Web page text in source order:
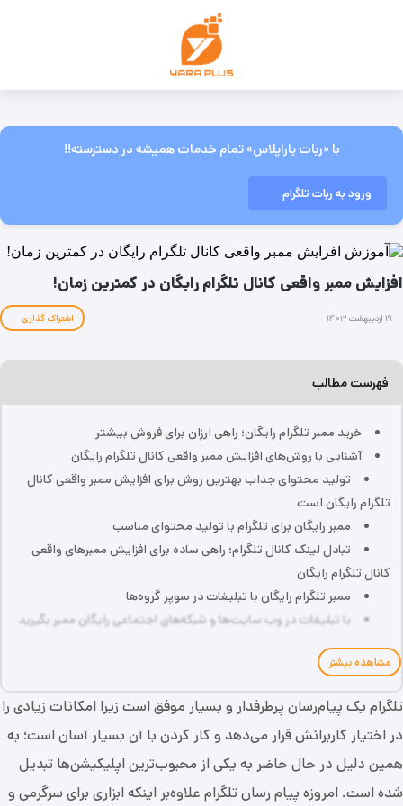
با «ربات یاراپلاس» تمام خدمات همیشه در دسترسته!!
ورود به ربات تلگرام
افزایش ممبر واقعی کانال تلگرام رایگان در کمترین زمان!
۱۹ اردیبهشت ۱۴۰۳ اشتراک گذاری
فهرست مطالب
خرید ممبر تلگرام رایگان؛ راهی ارزان برای فروش بیشتر
آشنایی با روش‌های افزایش ممبر واقعی کانال تلگرام رایگان
تولید محتوای جذاب بهترین روش برای افزایش ممبر واقعی کانال
تلگرام رایگان است
ممبر رایگان برای تلگرام با تولید محتوای مناسب
تبادل لینک کانال تلگرام؛ راهی ساده برای افزایش ممبرهای واقعی
کانال تلگرام رایگان
ممبر تلگرام رایگان با تبلیغات در سوپر گروه‌ها
با تبلیغات در وب سایت‌ها و شبکه‌های اجتماعی رایگان ممبر بگیرید
مشاهده بیشتر
تلگرام یک پیام‌رسان پرطرفدار و بسیار موفق است زیرا امکانات زیادی را
در اختیار کاربرانش قرار می‌دهد و کار کردن با آن بسیار آسان است؛ به
همین دلیل در حال حاضر به یکی از محبوب‌ترین اپلیکیشن‌ها تبدیل
شده است. امروزه پیام رسان تلگرام علاوه‌بر اینکه ابزاری برای سرگرمی و